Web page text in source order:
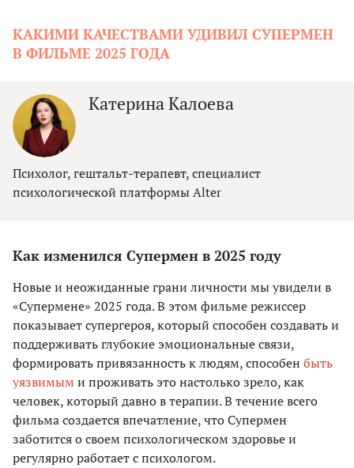
КАКИМИ КАЧЕСТВАМИ УДИВИЛ СУПЕРМЕН
В ФИЛЬМЕ 2025 ГОДА
Катерина Калоева
Психолог, гештальт-терапевт, специалист
психологической платформы Alter
Как изменился Супермен в 2025 году
Новые и неожиданные грани личности мы увидели в
«Супермене» 2025 года. В этом фильме режиссер
показывает супергероя, который способен создавать и
поддерживать глубокие эмоциональные связи,
формировать привязанность к людям, способен быть
уязвимым и проживать это настолько зрело, как
человек, который давно в терапии. В течение всего
фильма создается впечатление, что Супермен
заботится о своем психологическом здоровье и
регулярно работает с психологом.